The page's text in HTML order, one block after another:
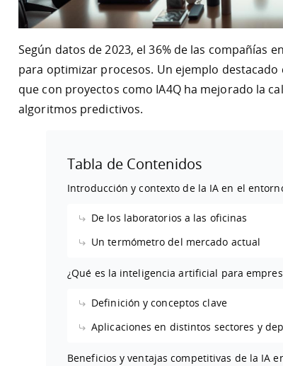
Según datos de 2023, el 36% de las compañías
para optimizar procesos. Un ejemplo
que con proyectos como IA4Q ha mejorado la
algoritmos predictivos.
Tabla de Contenidos
Introducción y contexto de la IA en el
De los laboratorios a las oficinas
Un termómetro del mercado actual
¿Qué es la inteligencia artificial para
Definición y conceptos clave
Aplicaciones en distintos sectores y
Beneficios y ventajas competitivas de la IA